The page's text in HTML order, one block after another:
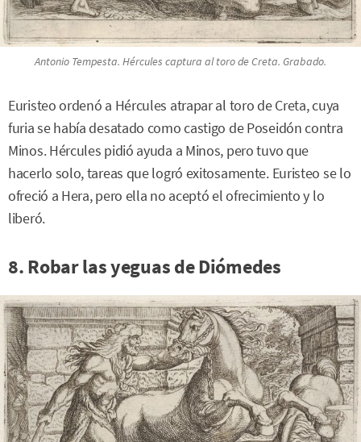
Antonio Tempesta. Hércules captura al toro de Creta. Grabado.
Euristeo ordenó a Hércules atrapar al toro de Creta, cuya
furia se había desatado como castigo de Poseidón contra
Minos. Hércules pidió ayuda a Minos, pero tuvo que
hacerlo solo, tareas que logró exitosamente. Euristeo se lo
ofreció a Hera, pero ella no aceptó el ofrecimiento y lo
liberó.
8. Robar las yeguas de Diómedes